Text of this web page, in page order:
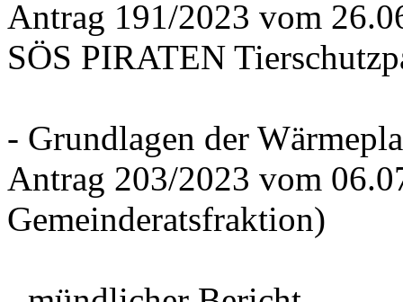
Antrag 191/2023 vom
SÖS PIRATEN
- Grundlagen der
Antrag 203/2023 vom
Gemeinderatsfraktion)